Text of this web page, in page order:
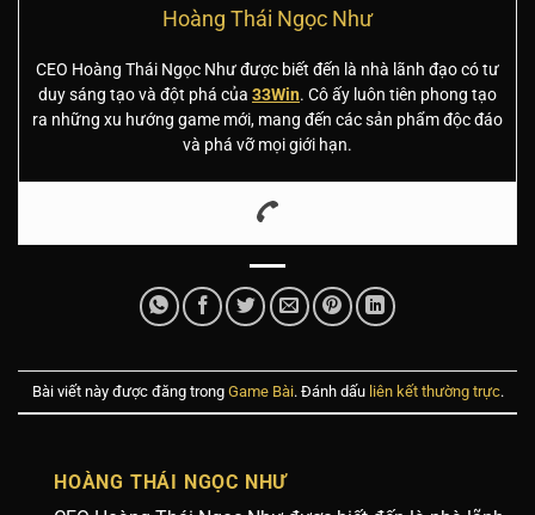
Hoàng Thái Ngọc Như
CEO Hoàng Thái Ngọc Như được biết đến là nhà lãnh đạo có tư
duy sáng tạo và đột phá của 33Win. Cô ấy luôn tiên phong tạo
ra những xu hướng game mới, mang đến các sản phẩm độc đáo
và phá vỡ mọi giới hạn.
Bài viết này được đăng trong Game Bài. Đánh dấu liên kết thường trực.
HOÀNG THÁI NGỌC NHƯ